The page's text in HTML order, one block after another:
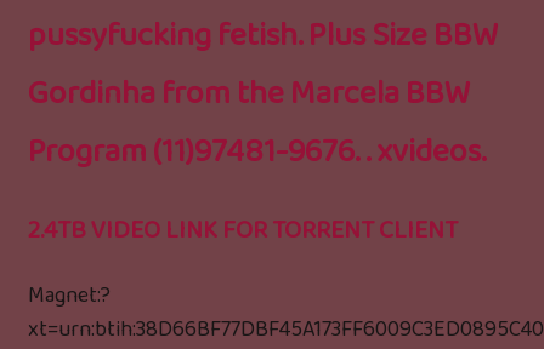
pussyfucking fetish. Plus Size BBW
Gordinha from the Marcela BBW
Program (11)97481-9676. . xvideos.
2.4TB VIDEO LINK FOR TORRENT CLIENT
Magnet:?